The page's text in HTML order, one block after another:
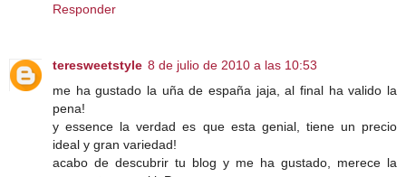
Responder
teresweetstyle 8 de julio de 2010 a las 10:53
me ha gustado la uña de españa jaja, al final ha valido la
pena!
y essence la verdad es que esta genial, tiene un precio
ideal y gran variedad!
acabo de descubrir tu blog y me ha gustado, merece la